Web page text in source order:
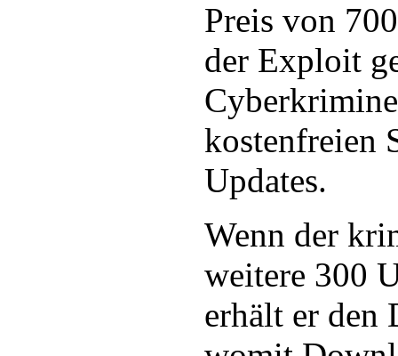
Preis von
der Exploit
kostenfreien
Updates.
Wenn der
weitere 300
erhält er den